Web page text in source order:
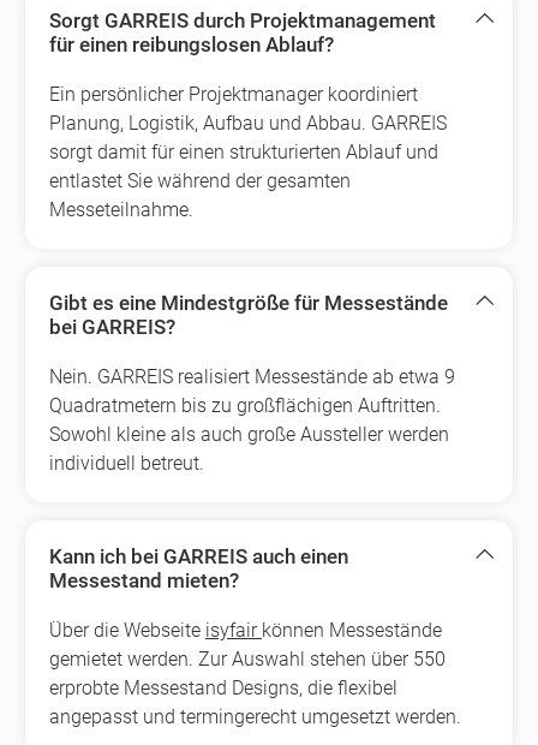
Sorgt GARREIS durch Projektmanagement
für einen reibungslosen Ablauf?
Ein persönlicher Projektmanager koordiniert
Planung, Logistik, Aufbau und Abbau. GARREIS
sorgt damit für einen strukturierten Ablauf und
entlastet Sie während der gesamten
Messeteilnahme.
Gibt es eine Mindestgröße für Messestände
bei GARREIS?
Nein. GARREIS realisiert Messestände ab etwa 9
Quadratmetern bis zu großflächigen Auftritten.
Sowohl kleine als auch große Aussteller werden
individuell betreut.
Kann ich bei GARREIS auch einen
Messestand mieten?
Über die Webseite isyfair können Messestände
gemietet werden. Zur Auswahl stehen über 550
erprobte Messestand Designs, die flexibel
angepasst und termingerecht umgesetzt werden.